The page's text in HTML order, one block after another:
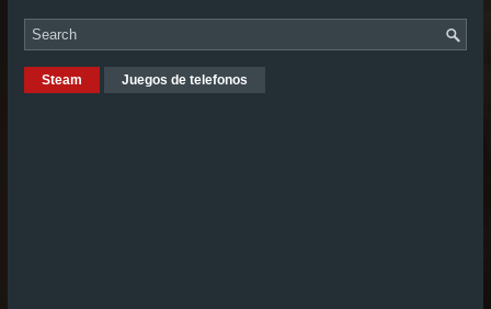
Steam Juegos de telefonos